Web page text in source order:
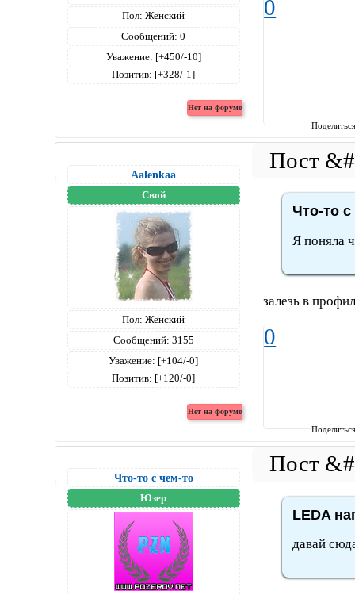
Пол: Женский
Сообщений: 0
Уважение: [+450/-10]
Позитив: [+328/-1]
0
Aalenkaa
Свой
Пол: Женский
Сообщений: 3155
Уважение: [+104/-0]
Позитив: [+120/-0]
Что-то
Я поняла
залезь в
0
Что-то с чем-то
Юзер
LEDA
давай